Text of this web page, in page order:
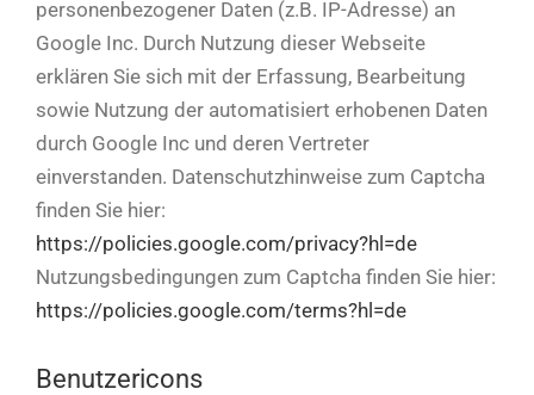
personenbezogener Daten (z.B. IP-Adresse) an
Google Inc. Durch Nutzung dieser Webseite
erklären Sie sich mit der Erfassung, Bearbeitung
sowie Nutzung der automatisiert erhobenen Daten
durch Google Inc und deren Vertreter
einverstanden. Datenschutzhinweise zum Captcha
finden Sie hier:
https://policies.google.com/privacy?hl=de
Nutzungsbedingungen zum Captcha finden Sie hier:
https://policies.google.com/terms?hl=de
Benutzericons